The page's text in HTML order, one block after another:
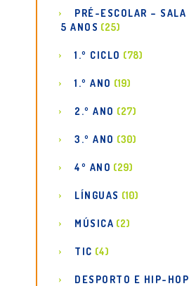
PRÉ-ESCOLAR – SALA
5 ANOS (25)
1.º CICLO (78)
1.º ANO (19)
2.º ANO (27)
3.º ANO (30)
4º ANO (29)
LÍNGUAS (10)
MÚSICA (2)
TIC (4)
DESPORTO E HIP-HOP